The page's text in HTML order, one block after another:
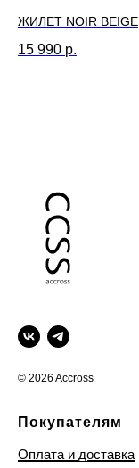
ЖИЛЕТ NOIR BEIGE
15 990 р.
© 2026 Accross
Покупателям
Оплата и доставка